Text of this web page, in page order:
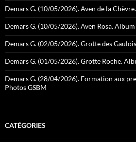
Demars G. (10/05/2026). Aven de la
Demars G. (10/05/2026). Aven Rosa.
Demars G. (02/05/2026). Grotte des
Demars G. (01/05/2026). Grotte Roche.
Demars G. (28/04/2026). Formation aux
Photos GSBM
CATÉGORIES